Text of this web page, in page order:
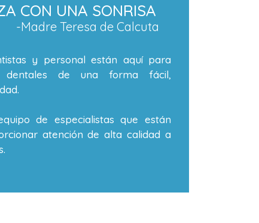
CON UNA SONRISA
-Madre Teresa de Calcuta
y personal están aquí para
dentales de una forma fácil,
de especialistas que están
atención de alta calidad a